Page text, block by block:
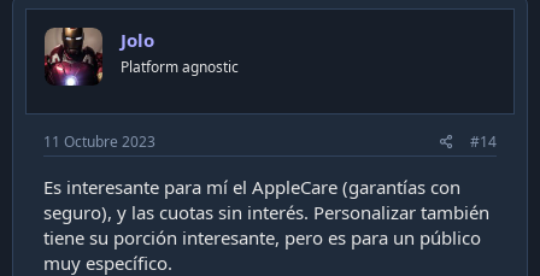
Jolo
Platform agnostic
11 Octubre 2023 #14
Es interesante para mí el AppleCare (garantías con
seguro), y las cuotas sin interés. Personalizar también
tiene su porción interesante, pero es para un público
muy específico.